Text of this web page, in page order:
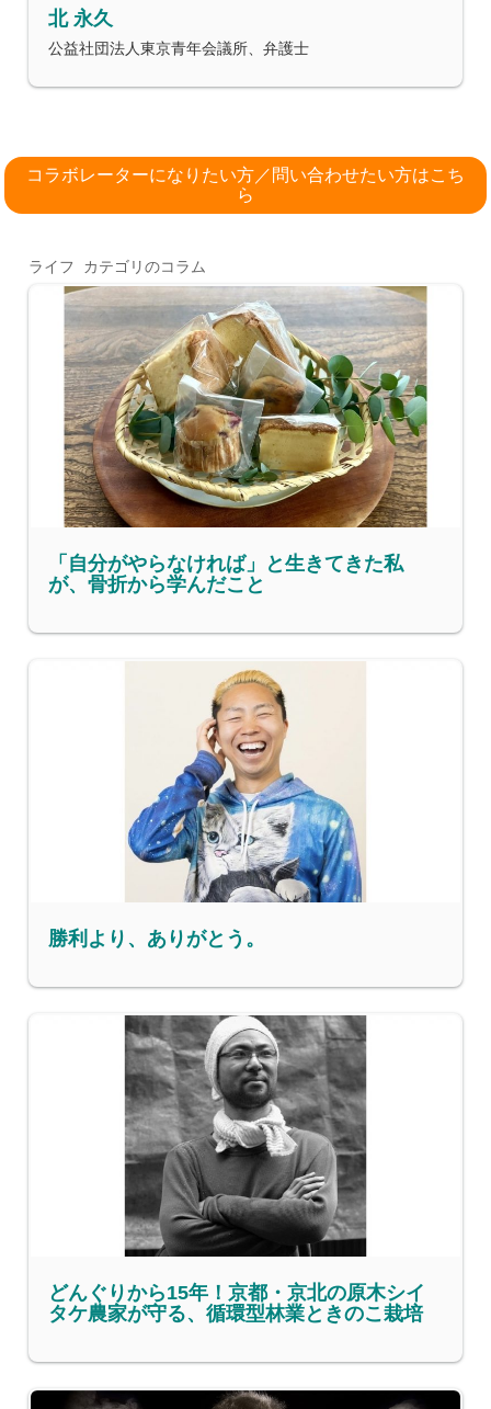
北 永久
公益社団法人東京青年会議所、弁護士
コラボレーターになりたい方／問い合わせたい方はこち
ら
ライフ カテゴリのコラム
「自分がやらなければ」と生きてきた私
が、骨折から学んだこと
勝利より、ありがとう。
どんぐりから15年！京都・京北の原木シイ
タケ農家が守る、循環型林業ときのこ栽培